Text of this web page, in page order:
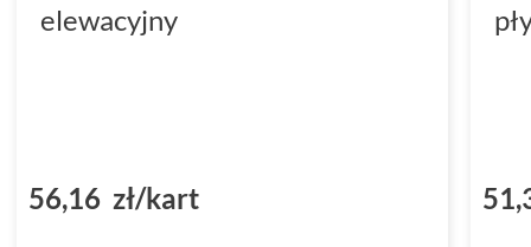
elewacyjny
56,16 zł/kart